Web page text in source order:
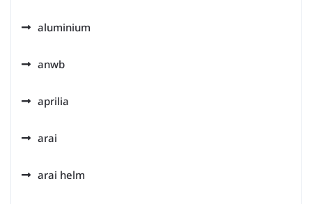
aluminium
anwb
aprilia
arai
arai helm